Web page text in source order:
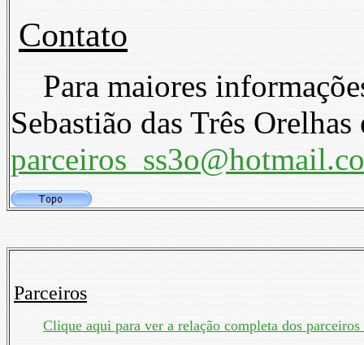
Contato
Para maiores
Sebastião das Três Orelhas
Parceiros
Clique aqui para ver a relação completa dos parceiros